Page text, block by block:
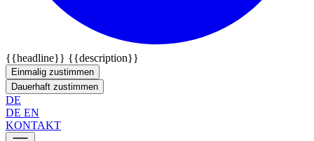
{{headline}} {{description}}
Einmalig zustimmen
Dauerhaft zustimmen
DE
DE EN
KONTAKT